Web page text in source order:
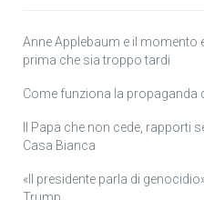
Anne Applebaum e il momento
prima che sia troppo tardi
Come funziona la propaganda
Il Papa che non cede, rapporti
Casa Bianca
«Il presidente parla di